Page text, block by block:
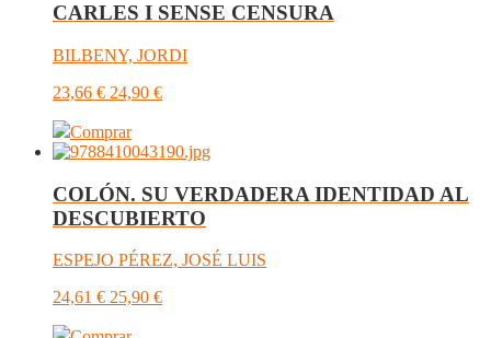
CARLES I SENSE CENSURA
BILBENY, JORDI
23,66 € 24,90 €
Comprar
COLÓN. SU VERDADERA IDENTIDAD AL
DESCUBIERTO
ESPEJO PÉREZ, JOSÉ LUIS
24,61 € 25,90 €